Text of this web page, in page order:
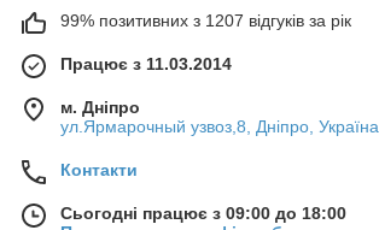
99% позитивних з 1207 відгуків за рік
Працює з 11.03.2014
м. Дніпро
ул.Ярмарочный узвоз,8, Дніпро, Україна
Контакти
Сьогодні працює з 09:00 до 18:00